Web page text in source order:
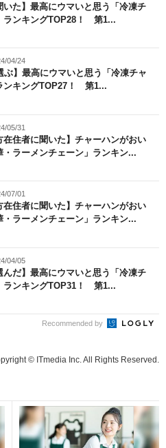
いた】最高にウマいと思う「冷凍チ
ランキングTOP28！ 第1...
04/24
ぶ】最高にウマいと思う「冷凍チャ
ンキングTOP27！ 第1...
05/31
在住者に聞いた】チャーハンがおい
・ラーメンチェーン」ランキン...
07/01
在住者に聞いた】チャーハンがおい
・ラーメンチェーン」ランキン...
04/05
んだ】最高にウマいと思う「冷凍チ
ランキングTOP31！ 第1...
Recommended by
© ITmedia Inc. All Rights Reserved.